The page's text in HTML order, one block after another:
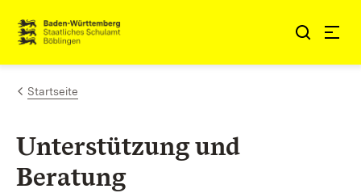
Zum Inhalt springen
Link zur Startseite
Startseite
Unterstützung und
Beratung